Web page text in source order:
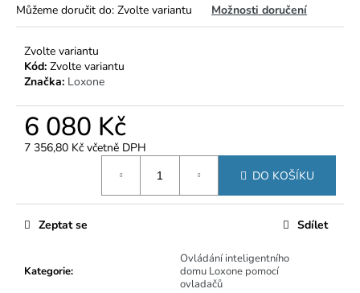
Můžeme doručit do: Zvolte variantu Možnosti doručení
Zvolte variantu
Kód: Zvolte variantu
Značka: Loxone
6 080 Kč
7 356,80 Kč včetně DPH
DO KOŠÍKU
Kategorie:
Ovládání inteligentního
domu Loxone pomocí
ovladačů
Zeptat se Sdílet